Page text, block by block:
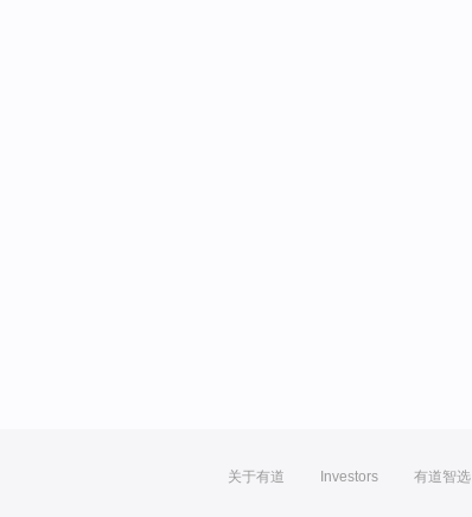
关于有道 Investors 有道智选